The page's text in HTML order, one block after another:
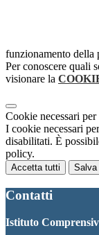
funzionamento della
Per conoscere quali
visionare la
Cookie necessari
I cookie necessari
disabilitati. È
policy.
Accetta tutti Salva
Contatti
Istituto